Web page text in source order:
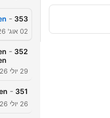
353
-
02 אוג' 2026
352
-
29 יולי 2026
351
-
26 יולי 2026